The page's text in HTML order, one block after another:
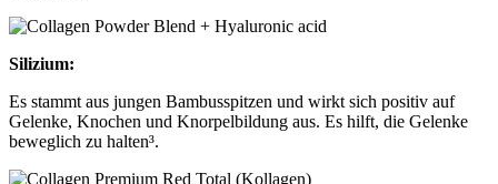
Silizium:
Es stammt aus jungen Bambusspitzen und wirkt sich positiv auf
Gelenke, Knochen und Knorpelbildung aus. Es hilft, die Gelenke
beweglich zu halten³.